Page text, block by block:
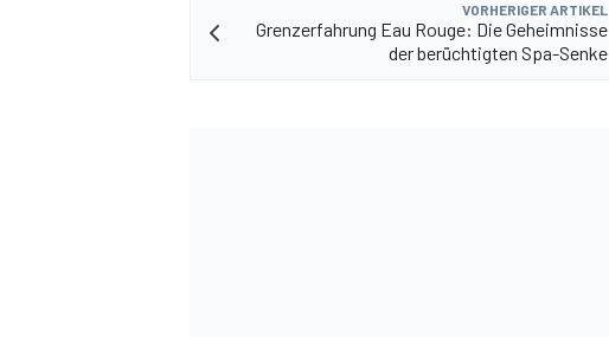
VORHERIGER ARTIKEL
Grenzerfahrung Eau Rouge: Die Geheimnisse
der berüchtigten Spa-Senke